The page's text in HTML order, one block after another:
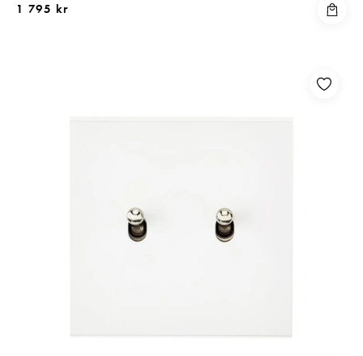
1 795 kr